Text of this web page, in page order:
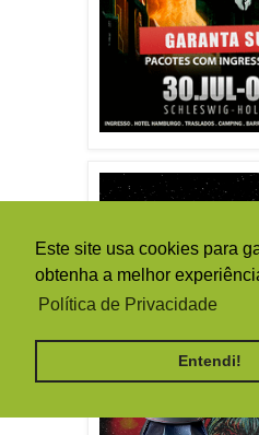
Este site usa cookies para
obtenha a melhor
Política de Privacidade
Entendi!